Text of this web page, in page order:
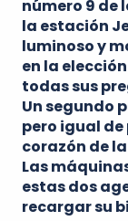
número 9 de
la estación
luminoso y
en la
todas sus
Un segundo
pero igual de
corazón de la
Las
estas dos
recargar su